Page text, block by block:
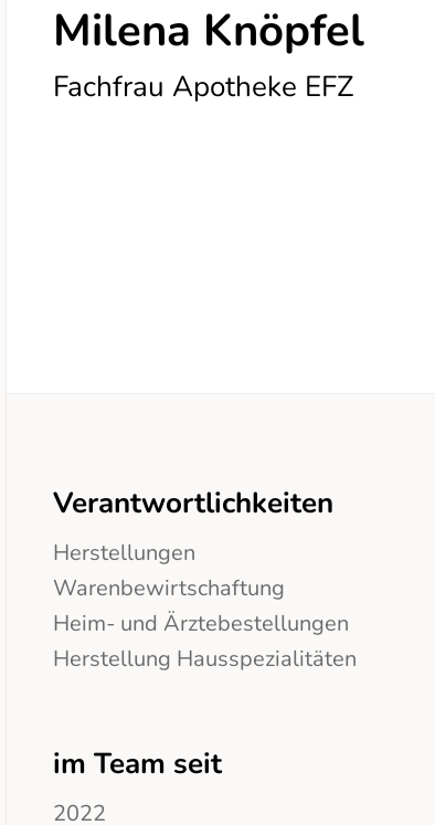
Milena Knöpfel
Fachfrau Apotheke EFZ
Verantwortlichkeiten
Herstellungen
Warenbewirtschaftung
Heim- und Ärztebestellungen
Herstellung Hausspezialitäten
im Team seit
2022